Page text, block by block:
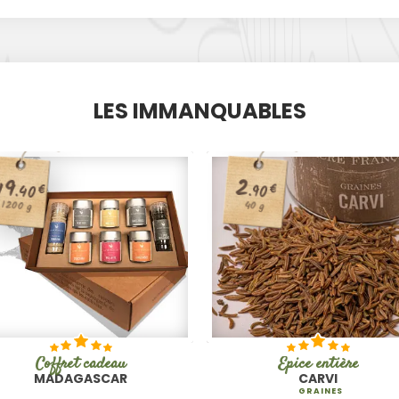
LES IMMANQUABLES
.40€
1200 g
Coffret cadeau
MADAGASCAR
2.90€
40 g
Épice entière
CARVI
GRAINES